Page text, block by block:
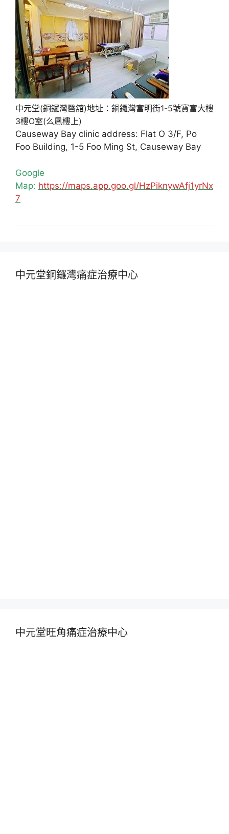
中元堂(銅鑼灣醫舘)地址：銅鑼灣富明街1-5號寶富大樓
3樓O室(么鳳樓上)
Causeway Bay clinic address: Flat O 3/F, Po
Foo Building, 1-5 Foo Ming St, Causeway Bay
Google
Map: https://maps.app.goo.gl/HzPiknywAfj1yrNx
7
中元堂銅鑼灣痛症治療中心
中元堂旺角痛症治療中心